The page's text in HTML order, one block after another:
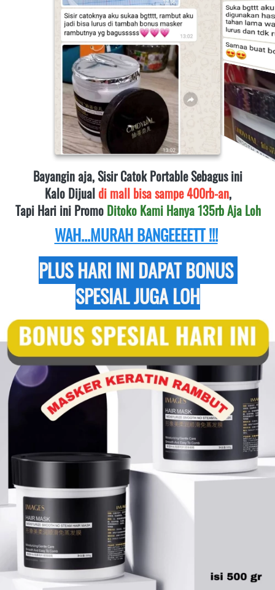
Bayangin aja, Sisir Catok Portable Sebagus ini
Kalo Dijual di mall bisa sampe 400rb-an,
Tapi Hari ini Promo Ditoko Kami Hanya 135rb Aja Loh
WAH...MURAH BANGEEEETT !!!
PLUS HARI INI DAPAT BONUS
SPESIAL JUGA LOH